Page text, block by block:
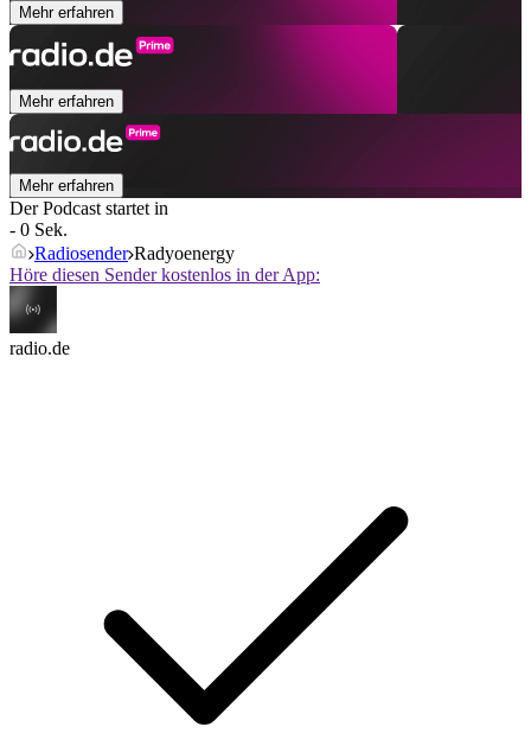
Mehr erfahren
Mehr erfahren
Mehr erfahren
Der Podcast startet in
- 0 Sek.
Radiosender Radyoenergy
Höre diesen Sender kostenlos in der App:
radio.de